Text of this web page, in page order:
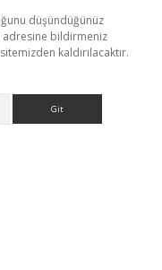
düşündüğünüz
adresine bildirmeniz
kaldırılacaktır.